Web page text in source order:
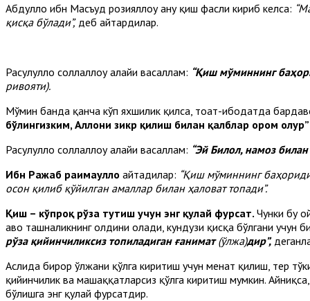
Абдуллоҳ ибн Масъуд розияллоҳу анҳу қиш фасли кириб келса:
қисқа бўлади”,деб айтардилар.
Расулуллоҳ соллаллоҳу алайҳи васаллам: “Қиш мўминнинг
ривояти).
Мўмин банда қанча кўп яхшилик қилса, тоат-ибодатда
бўлингизким, Аллоҳни зикр қилиш билан қалблар ором
Расулуллоҳ соллаллоҳу алайҳи васаллам: “Эй Билол, намоз
Ибн Ражаб раҳимаҳуллоҳ айтадилар: “Қиш мўминнинг
осон қилиб қўйилган амаллар билан ҳаловат топади”.
Қиш – кўпроқ рўза тутиш учун энг қулай фурсат. Чунки бу
ҳаво ташналикнинг олдини олади, кундузи қисқа бўлгани учун
рўза қийинчиликсиз топиладиган ғанимат(ўлжа)дир”,
Аслида бирор ўлжани қўлга киритиш учун меҳнат қилиш, тер
қийинчилик ва машаққатларсиз қўлга киритиш мумкин.
бўлишга энг қулай фурсатдир.